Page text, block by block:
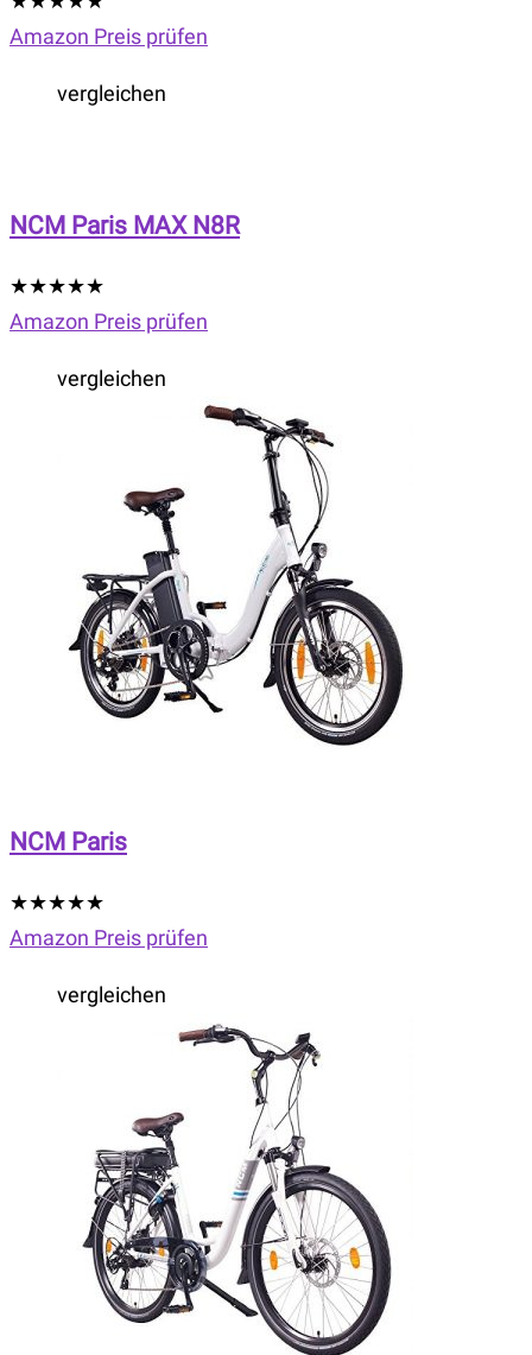
Amazon Preis prüfen
vergleichen
NCM Paris MAX N8R
★★★★★
Amazon Preis prüfen
vergleichen
NCM Paris
★★★★★
Amazon Preis prüfen
vergleichen